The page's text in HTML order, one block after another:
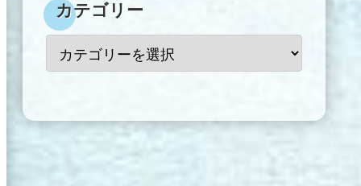
カテゴリー